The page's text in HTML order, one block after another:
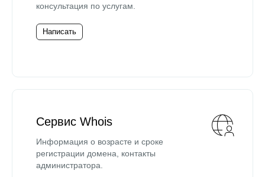
консультация по услугам.
Написать
Сервис Whois
Информация о возрасте и сроке
регистрации домена, контакты
администратора.